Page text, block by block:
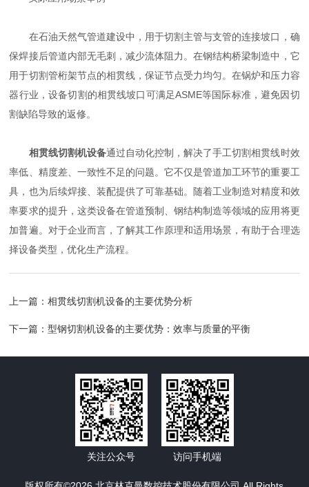
在石油天然气管道建设中，用于切割主管与支管的连接坡口，确
保焊接后管道内部无毛刺，减少流体阻力。在钢结构桥梁制造中，它
用于切割管桁架节点的相贯线，保证节点受力均匀。在锅炉和压力容
器行业，设备切割的相贯线坡口可满足ASME等国际标准，避免因切
割缺陷导致的返修。
相贯线切割机设备通过自动化控制，解决了手工切割相贯线时效
率低、精度差、一致性不足的问题。它不仅是管道加工环节的重要工
具，也为后续焊接、装配提供了可靠基础。随着工业制造对精度和效
率要求的提升，这类设备在管道预制、钢结构制造等领域的应用将更
加普遍。对于企业而言，了解其工作原理和适用场景，有助于合理选
择设备类型，优化生产流程。
上一篇：相贯线切割机设备的主要优势分析
下一篇：型钢切割机设备的主要优势：效率与质量的平衡
关注公众号 访问手机端